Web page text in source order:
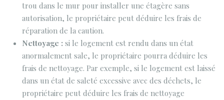
trou dans le mur pour installer une étagère sans
autorisation, le propriétaire peut déduire les frais de
réparation de la caution.
Nettoyage : si le logement est rendu dans un état
anormalement sale, le propriétaire pourra déduire les
frais de nettoyage. Par exemple, si le logement est laissé
dans un état de saleté excessive avec des déchets, le
propriétaire peut déduire les frais de nettoyage